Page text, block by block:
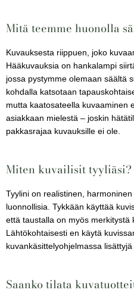
Mitä teemme huonolla
Kuvauksesta riippuen, joko
Hääkuvauksia on hankalampi
jossa pystymme olemaan säältä
kohdalla katsotaan
mutta kaatosateella kuvaaminen
asiakkaan mielestä – joskin
pakkasrajaa kuvauksille ei ole.
Miten kuvailisit tyyliäsi?
Tyylini on realistinen,
luonnollisia. Tykkään käyttää
että taustalla on myös merkitystä
Lähtökohtaisesti en käytä
kuvankäsittelyohjelmassa
Saanko tilata